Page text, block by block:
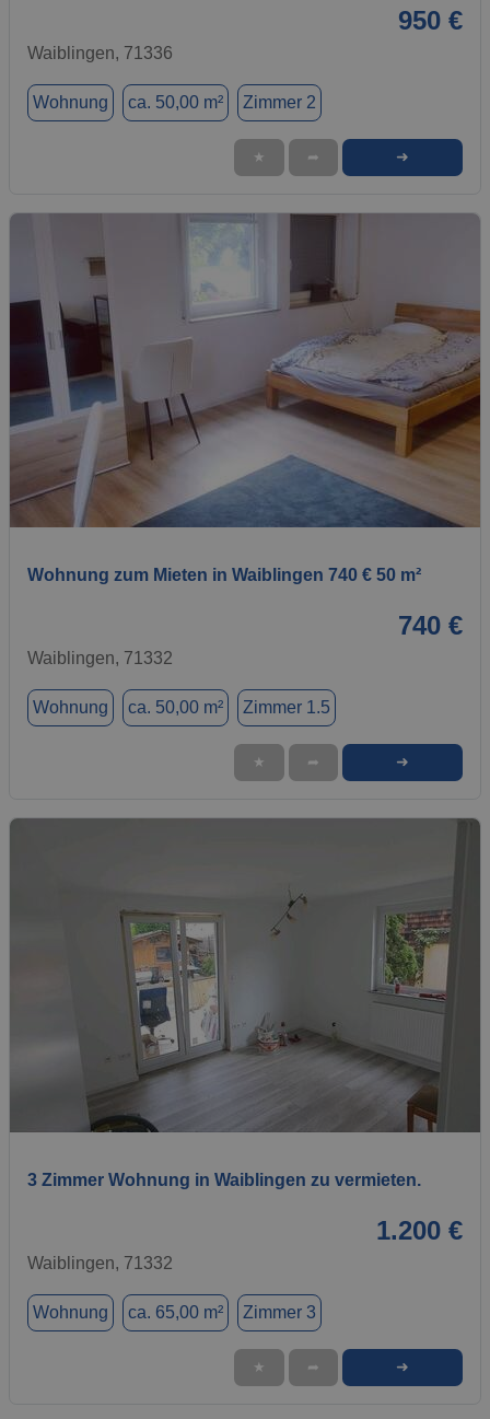
950 €
Waiblingen, 71336
Wohnung ca. 50,00 m² Zimmer 2
★ ➦ ➜
Wohnung zum Mieten in Waiblingen 740 € 50 m²
740 €
Waiblingen, 71332
Wohnung ca. 50,00 m² Zimmer 1.5
★ ➦ ➜
1 / 8
3 Zimmer Wohnung in Waiblingen zu vermieten.
1.200 €
Waiblingen, 71332
Wohnung ca. 65,00 m² Zimmer 3
★ ➦ ➜